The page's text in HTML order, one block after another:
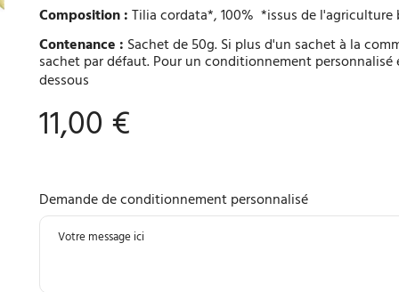
Composition :Tilia cordata*, 100% *issus de
Contenance : Sachet de 50g. Si plus d'un sachet à la
sachet par défaut. Pour un conditionnement
dessous
11,00 €
Demande de conditionnement personnalisé